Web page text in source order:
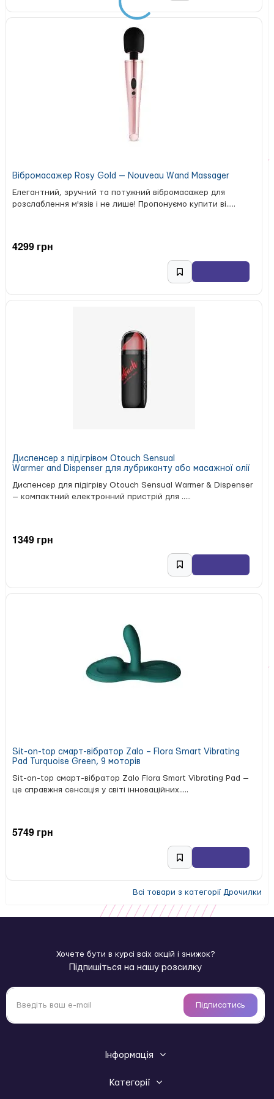
Вібромасажер Rosy Gold — Nouveau Wand Massager
Елегантний, зручний та потужний вібромасажер для
розслаблення м'язів і не лише! Пропонуємо купити ві.....
4299 грн
Диспенсер з підігрівом Otouch Sensual
Warmer and Dispenser для лубриканту або масажної олії
Диспенсер для підігріву Otouch Sensual Warmer & Dispenser
— компактний електронний пристрій для .....
1349 грн
Sit-on-top смарт-вібратор Zalo – Flora Smart Vibrating
Pad Turquoise Green, 9 моторів
Sit-on-top смарт-вібратор Zalo Flora Smart Vibrating Pad —
це справжня сенсація у світі інноваційних.....
5749 грн
Всі товари з категорії Дрочилки
Хочете бути в курсі всіх акцій і знижок?
Підпишіться на нашу розсилку
Підписатись
Інформація
Категорії